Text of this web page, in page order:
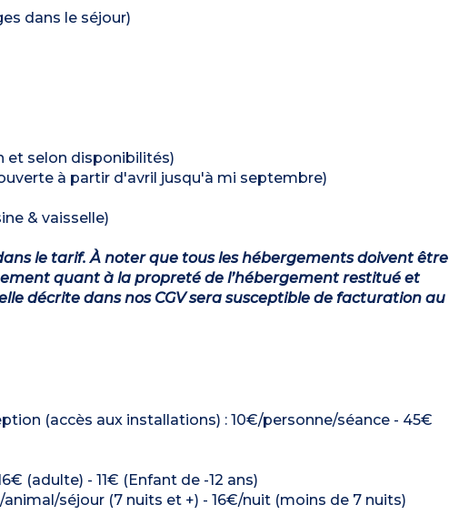
dans le séjour)
et selon disponibilités)
à partir d'avril jusqu'à mi septembre)
& vaisselle)
le tarif. À noter que tous les hébergements doivent être
quant à la propreté de l’hébergement restitué et
décrite dans nos CGV sera susceptible de facturation au
(accès aux installations) : 10€/personne/séance - 45€
(adulte) - 11€ (Enfant de -12 ans)
séjour (7 nuits et +) - 16€/nuit (moins de 7 nuits)